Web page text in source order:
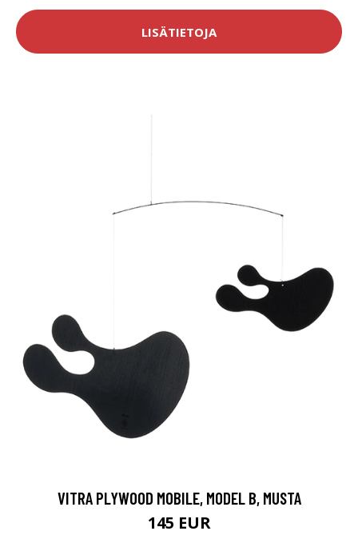
LISÄTIETOJA
VITRA PLYWOOD MOBILE, MODEL B, MUSTA
145 EUR